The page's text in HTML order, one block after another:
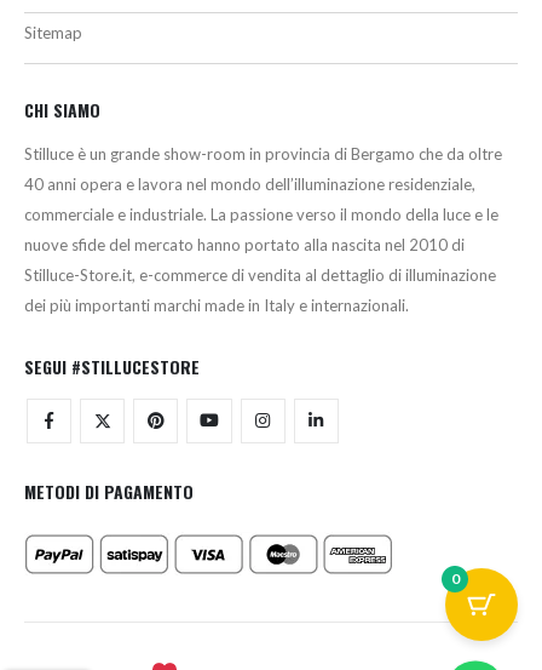
Sitemap
CHI SIAMO
Stilluce è un grande show-room in provincia di Bergamo che da oltre
40 anni opera e lavora nel mondo dell’illuminazione residenziale,
commerciale e industriale. La passione verso il mondo della luce e le
nuove sfide del mercato hanno portato alla nascita nel 2010 di
Stilluce-Store.it, e-commerce di vendita al dettaglio di illuminazione
dei più importanti marchi made in Italy e internazionali.
SEGUI #STILLUCESTORE
METODI DI PAGAMENTO
0